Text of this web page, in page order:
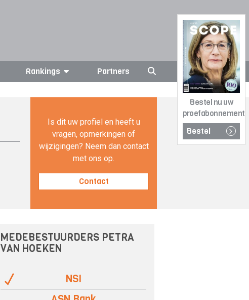
Bestel nu uw
proefabonnement
Bestel
Rankings Partners
Is dit uw profiel en heeft u
vragen, opmerkingen of
wijzigingen? Neem dan contact
met ons op.
Contact
MEDEBESTUURDERS PETRA
VAN HOEKEN
NSI